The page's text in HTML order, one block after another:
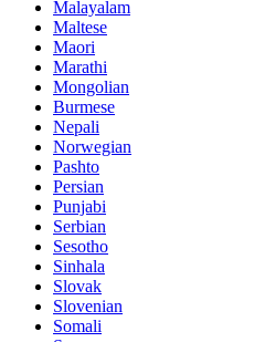
Malayalam
Maltese
Maori
Marathi
Mongolian
Burmese
Nepali
Norwegian
Pashto
Persian
Punjabi
Serbian
Sesotho
Sinhala
Slovak
Slovenian
Somali